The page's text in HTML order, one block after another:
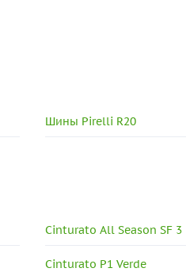
Шины Pirelli R20
Cinturato All Season SF 3
Cinturato P1 Verde